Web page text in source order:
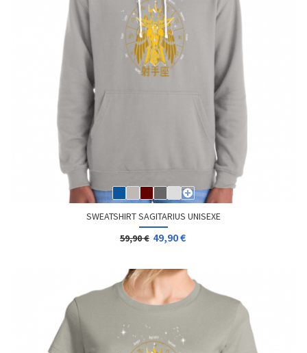
SWEATSHIRT SAGITARIUS UNISEXE
59,90 € 49,90 €